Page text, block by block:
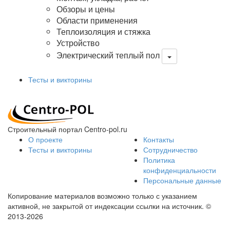
Обзоры и цены
Области применения
Теплоизоляция и стяжка
Устройство
Электрический теплый пол
Тесты и викторины
Строительный портал Centro-pol.ru
О проекте
Тесты и викторины
Контакты
Сотрудничество
Политика
конфиденциальности
Персональные данные
Копирование материалов возможно только с указанием
активной, не закрытой от индексации ссылки на источник. ©
2013-2026